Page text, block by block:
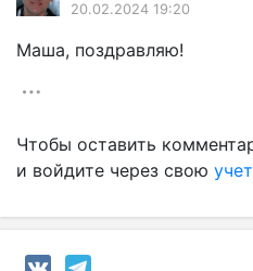
20.02.2024 19:20
Маша, поздравляю!
Чтобы оставить
и войдите через свою